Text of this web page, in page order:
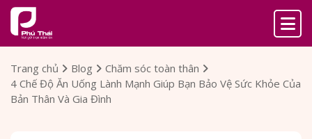
Trang chủ Blog
Chăm sóc toàn thân
4 Chế Độ Ăn Uống Lành Mạnh Giúp Bạn Bảo Vệ Sức Khỏe Của
Bản Thân Và Gia Đình